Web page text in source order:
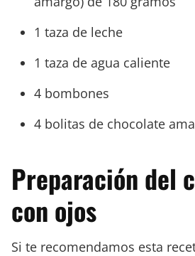
1 taza de leche
1 taza de agua caliente
4 bombones
4 bolitas de chocolate
Preparación del
con ojos
Si te recomendamos esta